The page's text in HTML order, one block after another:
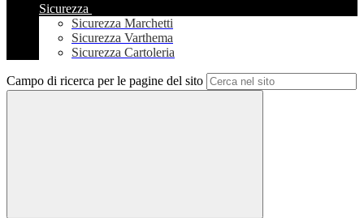
Sicurezza
Sicurezza Marchetti
Sicurezza Varthema
Sicurezza Cartoleria
Campo di ricerca per le pagine del sito